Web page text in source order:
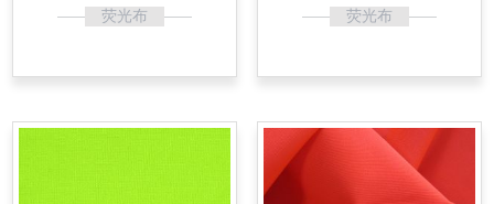
荧光布 荧光布